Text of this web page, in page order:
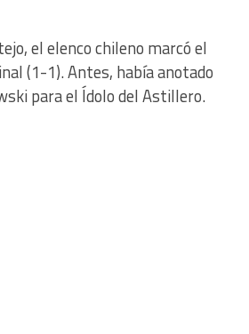
el elenco chileno marcó el
(1-1). Antes, había anotado
para el Ídolo del Astillero.